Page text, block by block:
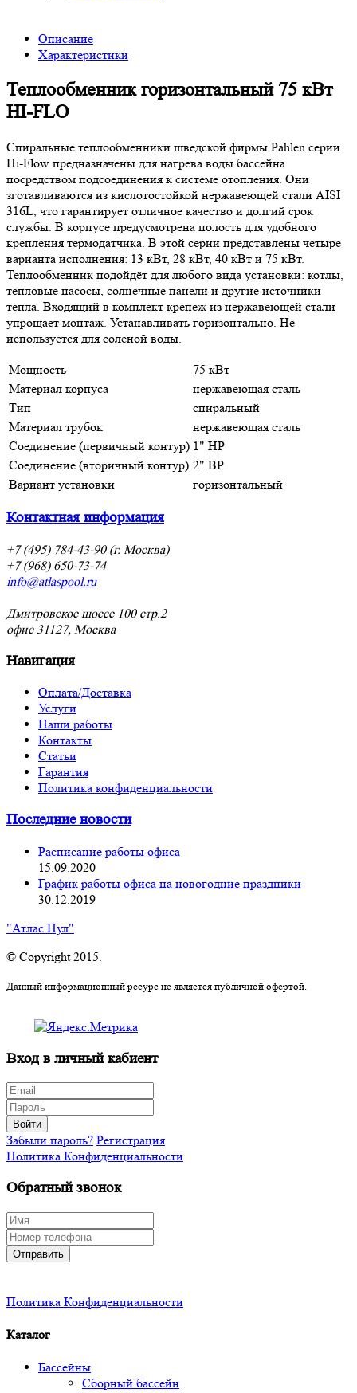
Описание
Характеристики
Теплообменник горизонтальный 75 кВт
HI-FLO
Спиральные теплообменники шведской фирмы Pahlen серии
Hi-Flow предназначены для нагрева воды бассейна
посредством подсоединения к системе отопления. Они
зготавливаются из кислотостойкой нержавеющей стали AISI
316L, что гарантирует отличное качество и долгий срок
службы. В корпусе предусмотрена полость для удобного
крепления термодатчика. В этой серии представлены четыре
варианта исполнения: 13 кВт, 28 кВт, 40 кВт и 75 кВт.
Теплообменник подойдёт для любого вида установки: котлы,
тепловые насосы, солнечные панели и другие источники
тепла. Входящий в комплект крепеж из нержавеющей стали
упрощает монтаж. Устанавливать горизонтально. Не
используется для соленой воды.
Мощность
75 кВт
Материал корпуса
нержавеющая сталь
Тип
спиральный
Материал трубок
нержавеющая сталь
Соединение (первичный контур) 1" НР
Соединение (вторичный контур) 2" ВР
Вариант установки
горизонтальный
Контактная информация
+7 (495) 784-43-90 (г. Москва)
+7 (968) 650-73-74
info@atlaspool.ru
Дмитровское шоссе 100 стр.2
офис 31127, Москва
Навигация
Оплата/Доставка
Услуги
Наши работы
Контакты
Статьи
Гарантия
Политика конфиденциальности
Последние новости
Расписание работы офиса
15.09.2020
График работы офиса на новогодние праздники
30.12.2019
"Атлас Пул"
© Copyright 2015.
Данный информационный ресурс не является публичной офертой.
Вход в личный кабиент
Войти
Забыли пароль? Регистрация
Политика Конфиденциальности
Обратный звонок
Отправить
Политика Конфиденциальности
Каталог
Бассейны
Сборный бассейн